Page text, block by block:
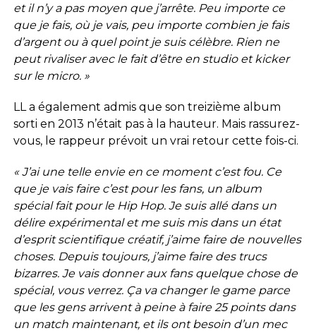
et il n’y a pas moyen que j’arrête. Peu importe ce
que je fais, où je vais, peu importe combien je fais
d’argent ou à quel point je suis célèbre. Rien ne
peut rivaliser avec le fait d’être en studio et kicker
sur le micro. »
LL a également admis que son treizième album
sorti en 2013 n’était pas à la hauteur. Mais rassurez-
vous, le rappeur prévoit un vrai retour cette fois-ci.
« J’ai une telle envie en ce moment c’est fou. Ce
que je vais faire c’est pour les fans, un album
spécial fait pour le Hip Hop. Je suis allé dans un
délire expérimental et me suis mis dans un état
d’esprit scientifique créatif, j’aime faire de nouvelles
choses. Depuis toujours, j’aime faire des trucs
bizarres. Je vais donner aux fans quelque chose de
spécial, vous verrez. Ça va changer le game parce
que les gens arrivent à peine à faire 25 points dans
un match maintenant, et ils ont besoin d’un mec